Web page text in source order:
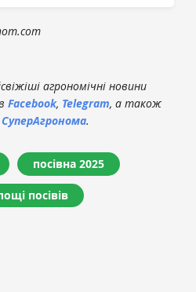
агрономічні новини
Facebook, Telegram, а також
.
посівна 2025
посівів